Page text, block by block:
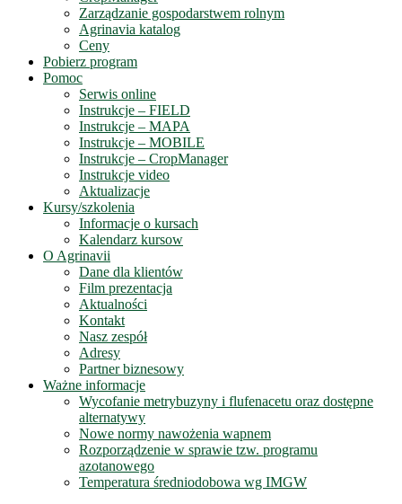
Zarządzanie gospodarstwem rolnym
Agrinavia katalog
Ceny
Pobierz program
Pomoc
Serwis online
Instrukcje – FIELD
Instrukcje – MAPA
Instrukcje – MOBILE
Instrukcje – CropManager
Instrukcje video
Aktualizacje
Kursy/szkolenia
Informacje o kursach
Kalendarz kursow
O Agrinavii
Dane dla klientów
Film prezentacja
Aktualności
Kontakt
Nasz zespół
Adresy
Partner biznesowy
Ważne informacje
Wycofanie metrybuzyny i flufenacetu oraz dostępne
alternatywy
Nowe normy nawożenia wapnem
Rozporządzenie w sprawie tzw. programu
azotanowego
Temperatura średniodobowa wg IMGW